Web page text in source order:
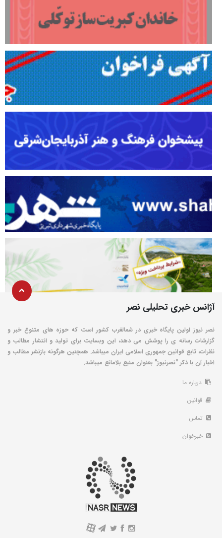
آژانس خبری تحلیلی نصر
نصر نیوز اولین پایگاه خبری در شمالغرب کشور است که حوزه های متنوع خبر و
گزارشات رسانه ی را پوشش می دهد، این وبسایت برای تولید و انتشار مطالب و
نظرات، تابع قوانین جمهوری اسلامی ایران میباشد. همچنین هرگونه بازنشر مطالب و
اخبار آن با ذکر "نصرنیوز" بعنوان منبع بلامانع میباشد.
درباره ما
قوانین
تماس
خبرخوان
A